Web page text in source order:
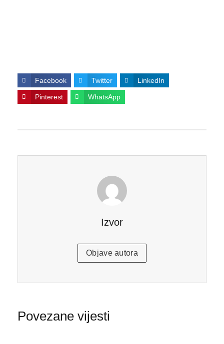
Facebook Twitter LinkedIn
Pinterest WhatsApp
Izvor
Objave autora
Povezane vijesti